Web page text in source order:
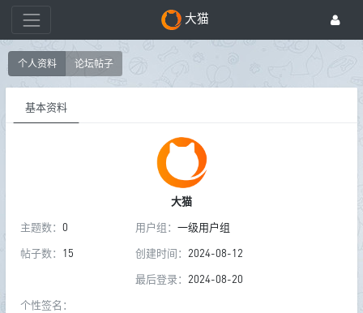
大猫
个人资料 论坛帖子
基本资料
大猫
主题数： 0
帖子数： 15
用户组：一级用户组
创建时间：2024-08-12
最后登录：2024-08-20
个性签名：